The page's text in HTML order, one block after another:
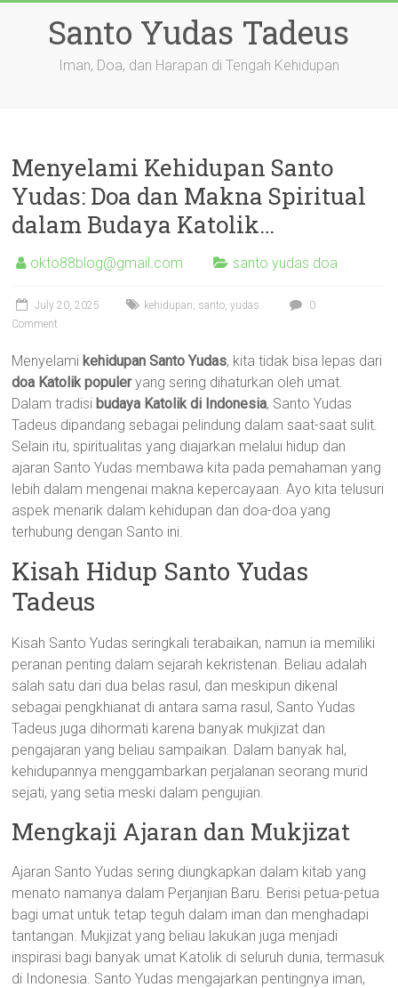
Santo Yudas Tadeus
Iman, Doa, dan Harapan di Tengah Kehidupan
Menyelami Kehidupan Santo
Yudas: Doa dan Makna Spiritual
dalam Budaya Katolik…
okto88blog@gmail.com santo yudas doa
July 20, 2025 kehidupan, santo,yudas
0
Comment
Menyelami kehidupan Santo Yudas, kita tidak bisa lepas dari
doa Katolik populeryang sering dihaturkan oleh umat.
Dalam tradisi budaya Katolik di Indonesia, Santo Yudas
Tadeus dipandang sebagai pelindung dalam saat-saat sulit.
Selain itu, spiritualitas yang diajarkan melalui hidup dan
ajaran Santo Yudas membawa kita pada pemahaman yang
lebih dalam mengenai makna kepercayaan. Ayo kita telusuri
aspek menarik dalam kehidupan dan doa-doa yang
terhubung dengan Santo ini.
Kisah Hidup Santo Yudas
Tadeus
Kisah Santo Yudas seringkali terabaikan, namun ia memiliki
peranan penting dalam sejarah kekristenan. Beliau adalah
salah satu dari dua belas rasul, dan meskipun dikenal
sebagai pengkhianat di antara sama rasul, Santo Yudas
Tadeus juga dihormati karena banyak mukjizat dan
pengajaran yang beliau sampaikan. Dalam banyak hal,
kehidupannya menggambarkan perjalanan seorang murid
sejati, yang setia meski dalam pengujian.
Mengkaji Ajaran dan Mukjizat
Ajaran Santo Yudas sering diungkapkan dalam kitab yang
menato namanya dalam Perjanjian Baru. Berisi petua-petua
bagi umat untuk tetap teguh dalam iman dan menghadapi
tantangan. Mukjizat yang beliau lakukan juga menjadi
inspirasi bagi banyak umat Katolik di seluruh dunia, termasuk
di Indonesia. Santo Yudas mengajarkan pentingnya iman,